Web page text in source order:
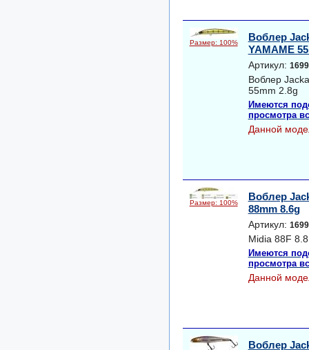
Размер: 100%
Воблер
YAMAME
Артикул:
Воблер
55mm 2.8g
Имеются
просмотра
Данной
Размер: 100%
Воблер
88mm 8.6g
Артикул:
Midia 88F
Имеются
просмотра
Данной
Воблер